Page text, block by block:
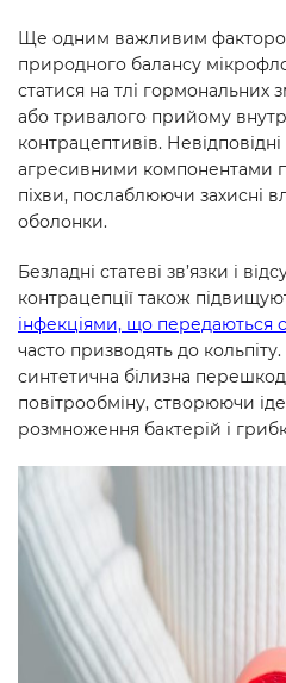
Ще одним важливим
природного балансу
статися на тлі гормональних
або тривалого прийому
контрацептивів. Невідповідні
агресивними компонентами
піхви, послаблюючи захисні
оболонки.
Безладні статеві зв’язки і
контрацепції також
інфекціями, що передаються
часто призводять до кольпіту.
синтетична білизна
повітрообміну, створюючи
розмноження бактерій і